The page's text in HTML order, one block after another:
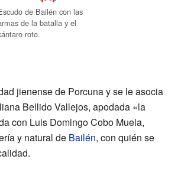
de Bailén con las
de la batalla y el
roto.
jienense de Porcuna y se le asocia
Bellido Vallejos, apodada «la
con Luis Domingo Cobo Muela,
y natural de Bailén, con quién se